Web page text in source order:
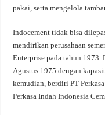
pakai, serta mengelola
Indocement tidak bisa
mendirikan perusahaan
Enterprise pada tahun
Agustus 1975 dengan
kemudian, berdiri PT
Perkasa Indah Indonesia